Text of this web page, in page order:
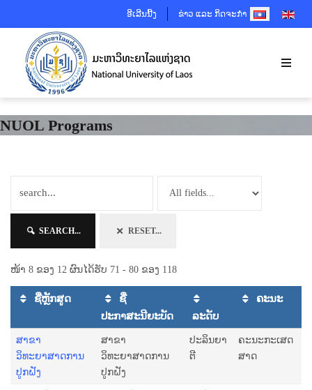
ອີເລີນນີ້ງ ຂ່າວ ແລະ ກິດຈະກຳSELECT YOUR
NUOL Programs
SEARCH... RESET...
ໜ້າ 8 ຂອງ 12 ຜົນໄດ້ຮັບ 71 - 80 ຂອງ 118
ຊື່ຫຼັກສູດ
ຊື່
ປະກາສະນີຍະບັດ
ລະດັບ
ຄະນະ
ສາຂາ
ວິທະຍາສາດການ
ປູກຝັງ
ສາຂາ
ວິທະຍາສາດການ
ປູກຝັງ
ປະລິນຍາ
ຕີ
ຄະນະກະເສດ
ສາດ